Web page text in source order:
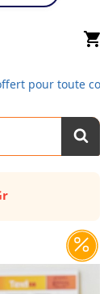
shopping_cart
pour toute